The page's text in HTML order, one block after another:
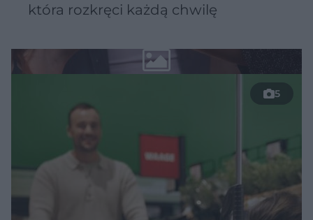
która rozkręci każdą chwilę
5